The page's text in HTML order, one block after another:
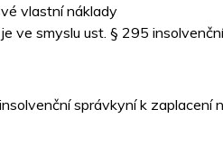
vlastní náklady
ve smyslu ust. § 295
správkyní k